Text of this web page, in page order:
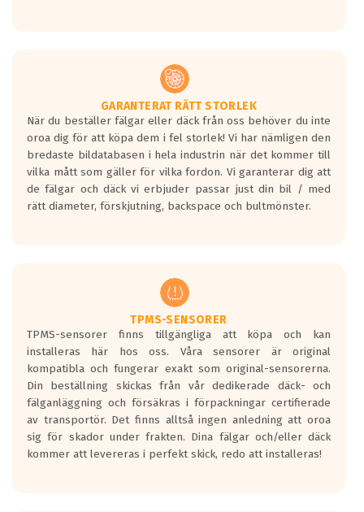
Vid körning i över 50km/h brukar
rullmotståndets ljud överträffa
motorljudet.
På däckmärkningen kommer det finnas
en symbol av ett däck med vågar. Hög
bullernivå markeras med svarta vågor
medans de vita vågorna påvisar om det är
ett tyst däck.
regelverket som introduceras år 2016.
Ett däck med två svarta vågor är redan
godkända för år 2016 nya regelverk.
Ett däck med en svart våg kommer vara
minst tre decibel tystare än det
regelverk som börjar gälla 2016.
GARANTERAT RÄTT STORLEK
När du beställer fälgar eller däck från oss behöver du inte
oroa dig för att köpa dem i fel storlek! Vi har nämligen den
bredaste bildatabasen i hela industrin när det kommer till
vilka mått som gäller för vilka fordon. Vi garanterar dig att
de fälgar och däck vi erbjuder passar just din bil / med
rätt diameter, förskjutning, backspace och bultmönster.
TPMS-SENSORER
TPMS-sensorer finns tillgängliga att köpa och kan
installeras här hos oss. Våra sensorer är original
kompatibla och fungerar exakt som original-sensorerna.
Din beställning skickas från vår dedikerade däck- och
fälganläggning och försäkras i förpackningar certifierade
av transportör. Det finns alltså ingen anledning att oroa
sig för skador under frakten. Dina fälgar och/eller däck
kommer att levereras i perfekt skick, redo att installeras!